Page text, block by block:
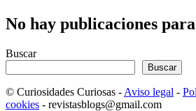
No hay publicaciones
Buscar
Buscar
© Curiosidades Curiosas - Aviso legal -
cookies - revistasblogs@gmail.com